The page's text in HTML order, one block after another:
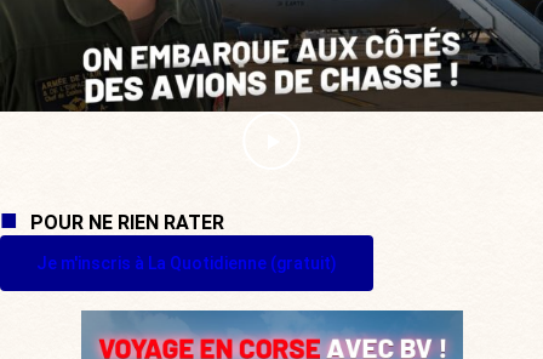
POUR NE RIEN RATER
Je m'inscris à La Quotidienne (gratuit)